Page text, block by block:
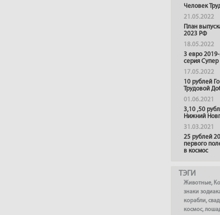
Человек
21.05.2022
План
2023 РФ
18.05.2022
3 евро
серия
17.05.2022
10 рублей
Трудовой
01.06.2021
3,10 ,50
Нижний
31.03.2021
25 рублей
первого
в космос
ТЭГИ
Животные,
знаки
корабли,
космос,